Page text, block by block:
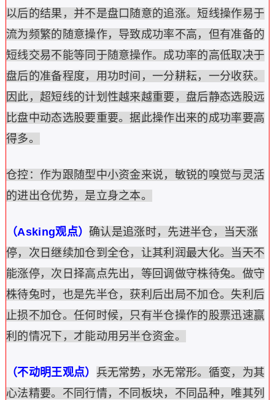
以后的结果，并不是盘口随意的追涨。短线操作易于
流为频繁的随意操作，导致成功率不高，但有准备的
短线交易不能等同于随意操作。成功率的高低取决于
盘后的准备程度，用功时间，一分耕耘，一分收获。
因此，超短线的计划性越来越重要，盘后静态选股远
比盘中动态选股要重要。据此操作出来的成功率要高
得多。
仓控：作为跟随型中小资金来说，敏锐的嗅觉与灵活
的进出仓优势，是立身之本。
（Asking观点）确认是追涨时，先进半仓，当天涨
停，次日继续加仓到全仓，让其利润最大化。当天不
能涨停，次日择高点先出，等回调做守株待兔。做守
株待兔时，也是先半仓，获利后出局不加仓。失利后
止损不加仓。任何时候，只有半仓操作的股票迅速赢
利的情况下，才能动用另半仓资金。
（不动明王观点） 兵无常势，水无常形。循变，为其
心法精要。不同行情，不同板块，不同品种，唯其列